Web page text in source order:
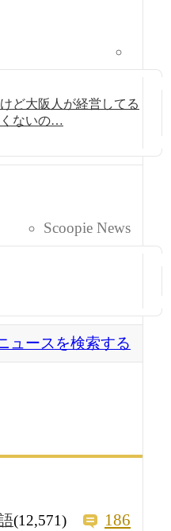
ど大阪人が経営してる
くないの…
Scoopie News
ュースを検索する
(12,571) 186